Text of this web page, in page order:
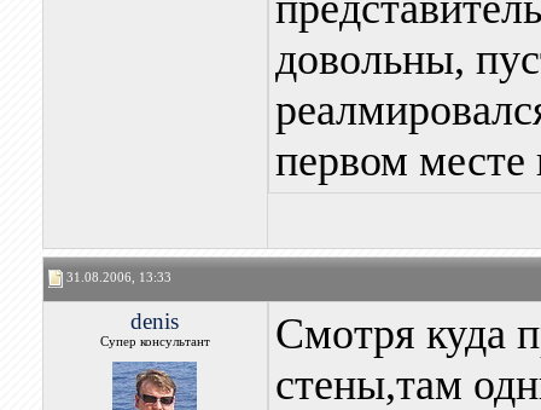
довольны,
первом месте
31.08.2006, 13:33
denis
Супер консультант
Смотря куда
стены,там